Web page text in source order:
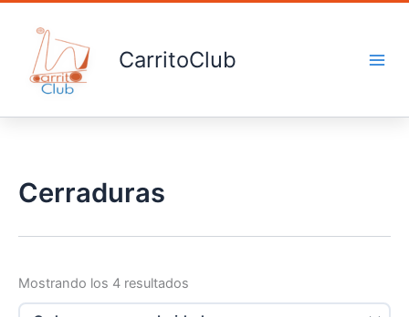
contenido
CarritoClub
Cerraduras
Mostrando los 4 resultados
Ordenado